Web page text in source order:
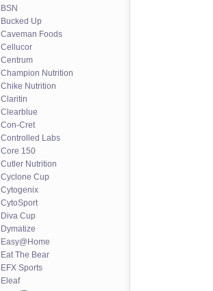
BSN
Bucked Up
Caveman Foods
Cellucor
Centrum
Champion Nutrition
Chike Nutrition
Claritin
Clearblue
Con-Cret
Controlled Labs
Core 150
Cutler Nutrition
Cyclone Cup
Cytogenix
CytoSport
Diva Cup
Dymatize
Easy@Home
Eat The Bear
EFX Sports
Eleaf